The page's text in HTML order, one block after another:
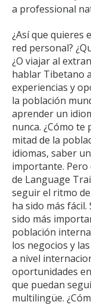
a professional
¿Así que quieres
red personal?
¿O viajar al
hablar Tibetano
experiencias y
la población
aprender un
nunca. ¿Cómo te
mitad de la
idiomas, saber
importante.
de Language
seguir el ritmo
ha sido más
sido más
población
los negocios y
a nivel
oportunidades
que puedan
multilingüe.